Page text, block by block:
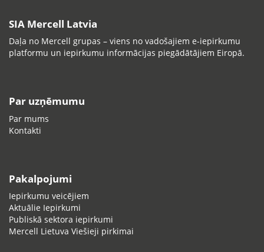
SIA Mercell Latvia
Daļa no Mercell grupas – viens no vadošajiem e-iepirkumu
platformu un iepirkumu informācijas piegādātājiem Eiropā.
Par uzņēmumu
Par mums
Kontakti
Pakalpojumi
Iepirkumu veicējiem
Aktuālie Iepirkumi
Publiskā sektora iepirkumi
Mercell Lietuva Viešieji pirkimai